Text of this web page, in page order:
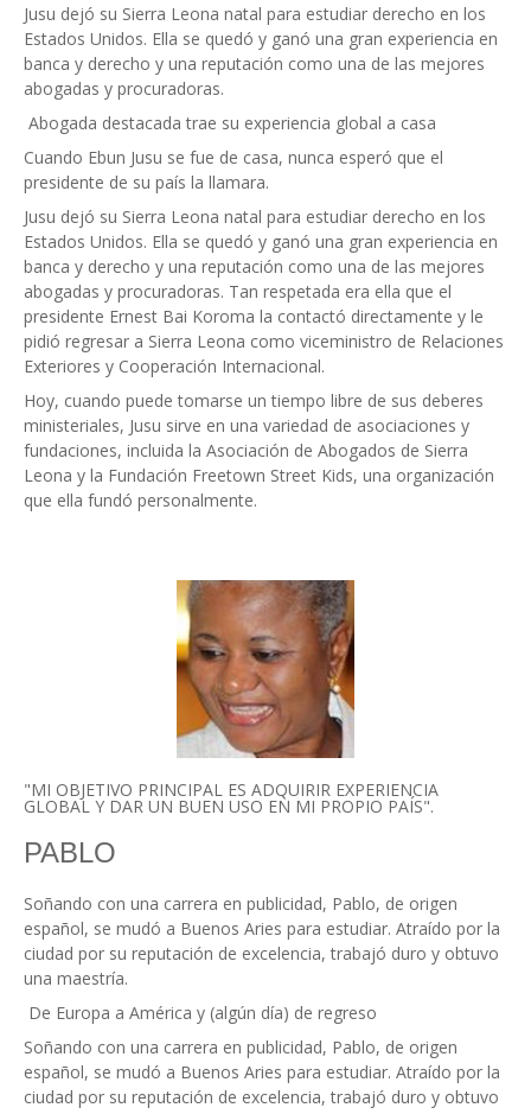
Jusu dejó su Sierra Leona natal para estudiar derecho en los
Estados Unidos. Ella se quedó y ganó una gran experiencia en
banca y derecho y una reputación como una de las mejores
abogadas y procuradoras.
Abogada destacada trae su experiencia global a casa
Cuando Ebun Jusu se fue de casa, nunca esperó que el
presidente de su país la llamara.
Jusu dejó su Sierra Leona natal para estudiar derecho en los
Estados Unidos. Ella se quedó y ganó una gran experiencia en
banca y derecho y una reputación como una de las mejores
abogadas y procuradoras. Tan respetada era ella que el
presidente Ernest Bai Koroma la contactó directamente y le
pidió regresar a Sierra Leona como viceministro de Relaciones
Exteriores y Cooperación Internacional.
Hoy, cuando puede tomarse un tiempo libre de sus deberes
ministeriales, Jusu sirve en una variedad de asociaciones y
fundaciones, incluida la Asociación de Abogados de Sierra
Leona y la Fundación Freetown Street Kids, una organización
que ella fundó personalmente.
"MI OBJETIVO PRINCIPAL ES ADQUIRIR EXPERIENCIA
GLOBAL Y DAR UN BUEN USO EN MI PROPIO PAÍS".
PABLO
Soñando con una carrera en publicidad, Pablo, de origen
español, se mudó a Buenos Aries para estudiar. Atraído por la
ciudad por su reputación de excelencia, trabajó duro y obtuvo
una maestría.
De Europa a América y (algún día) de regreso
Soñando con una carrera en publicidad, Pablo, de origen
español, se mudó a Buenos Aries para estudiar. Atraído por la
ciudad por su reputación de excelencia, trabajó duro y obtuvo